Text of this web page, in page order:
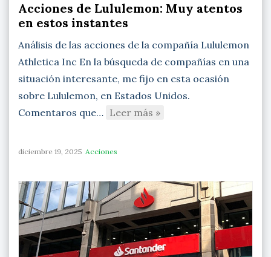
Acciones de Lululemon: Muy atentos
en estos instantes
Análisis de las acciones de la compañía Lululemon
Athletica Inc En la búsqueda de compañías en una
situación interesante, me fijo en esta ocasión
sobre Lululemon, en Estados Unidos.
Comentaros que… Leer más »
diciembre 19, 2025 Acciones